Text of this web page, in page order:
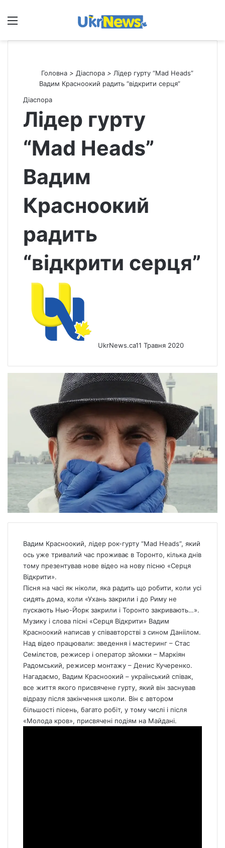
Меню
Головна > Діаспора > Лідер гурту “Mad Heads”
Вадим Красноокий радить “відкрити серця”
Діаспора
Лідер гурту
“Mad Heads”
Вадим
Красноокий
радить
“відкрити серця”
UkrNews.ca11 Травня 2020
Вадим Красноокий, лідер рок-гурту “Mad Heads”, який
ось уже тривалий час проживає в Торонто, кілька днів
тому презентував нове відео на нову пісню «Серця
Відкрити».
Пісня на часі як ніколи, яка радить що робити, коли усі
сидять дома, коли «Ухань закрили і до Риму не
пускають Нью-Йорк закрили і Торонто закривають…».
Музику і слова пісні «Серця Відкрити» Вадим
Красноокий написав у співавторстві з сином Даніілом.
Над відео працювали: зведення і мастеринг – Стас
Семілєтов, режисер і оператор зйомки – Маркіян
Радомський, режисер монтажу – Денис Кучеренко.
Нагадаємо, Вадим Красноокий – український співак,
все життя якого присвячене гурту, який він заснував
відразу після закінчення школи. Він є автором
більшості пісень, багато робіт, у тому числі і після
«Молода кров», присвячені подіям на Майдані.